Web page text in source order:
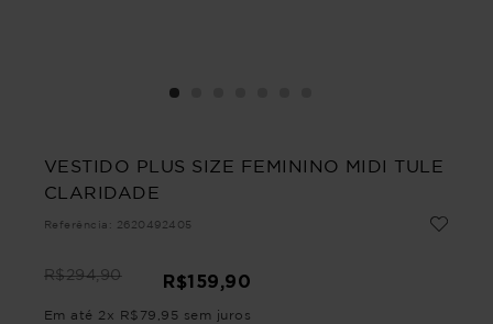
VESTIDO PLUS SIZE FEMININO MIDI TULE
CLARIDADE
Referência : 2620492405
R$294,90 R$159,90
Em até 2 x R$ 79 95 sem juros